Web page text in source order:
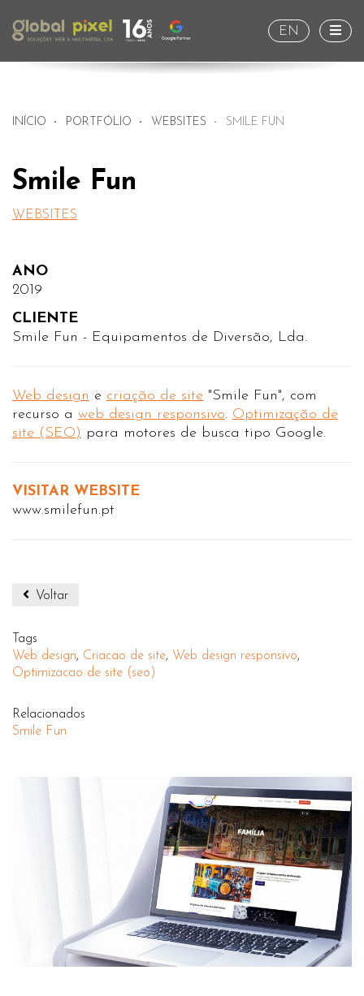
EN
INÍCIO PORTFÓLIO WEBSITES SMILE FUN
Smile Fun
WEBSITES
ANO
2019
CLIENTE
Smile Fun - Equipamentos de Diversão, Lda.
Web design e criação de site "Smile Fun", com
recurso a web design responsivo. Optimização de
site (SEO) para motores de busca tipo Google.
VISITAR WEBSITE
www.smilefun.pt
Voltar
Tags
Web design, Criacao de site, Web design responsivo,
Optimizacao de site (seo)
Relacionados
Smile Fun